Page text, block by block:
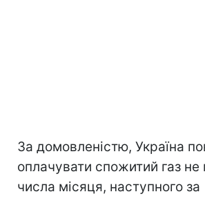
За домовленістю, Україна
оплачувати спожитий газ не
числа місяця, наступного за